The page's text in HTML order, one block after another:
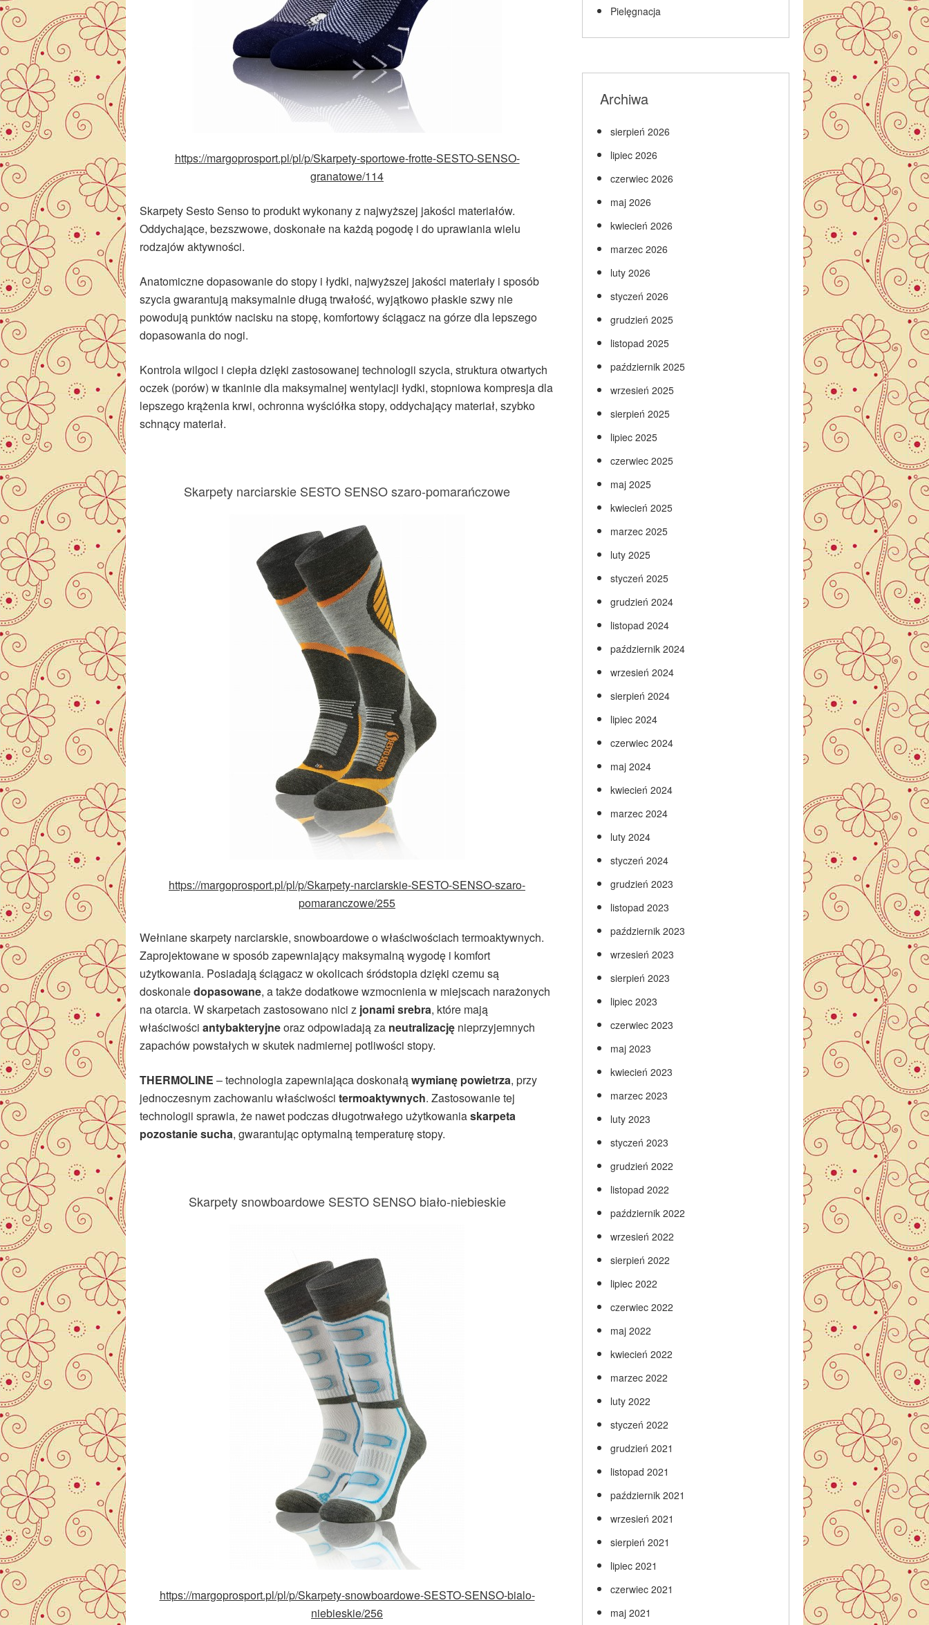
https://margoprosport.pl/pl/p/Skarpety-sportowe-frotte-SESTO-SENSO-
granatowe/114
Skarpety Sesto Senso to produkt wykonany z najwyższej jakości materiałów.
Oddychające, bezszwowe, doskonałe na każdą pogodę i do uprawiania wielu
rodzajów aktywności.
Anatomiczne dopasowanie do stopy i łydki, najwyższej jakości materiały i sposób
szycia gwarantują maksymalnie długą trwałość, wyjątkowo płaskie szwy nie
powodują punktów nacisku na stopę, komfortowy ściągacz na górze dla lepszego
dopasowania do nogi.
Kontrola wilgoci i ciepła dzięki zastosowanej technologii szycia, struktura otwartych
oczek (porów) w tkaninie dla maksymalnej wentylacji łydki, stopniowa kompresja dla
lepszego krążenia krwi, ochronna wyściółka stopy, oddychający materiał, szybko
schnący materiał.
Skarpety narciarskie SESTO SENSO szaro-pomarańczowe
https://margoprosport.pl/pl/p/Skarpety-narciarskie-SESTO-SENSO-szaro-
pomaranczowe/255
Wełniane skarpety narciarskie, snowboardowe o właściwościach termoaktywnych.
Zaprojektowane w sposób zapewniający maksymalną wygodę i komfort
użytkowania. Posiadają ściągacz w okolicach śródstopia dzięki czemu są
doskonaledopasowane, a także dodatkowe wzmocnienia w miejscach narażonych
na otarcia. W skarpetach zastosowano nici z jonami srebra, które mają
właściwości antybakteryjneoraz odpowiadają za neutralizację nieprzyjemnych
zapachów powstałych w skutek nadmiernej potliwości stopy.
THERMOLINE – technologia zapewniająca doskonałąwymianę powietrza, przy
jednoczesnym zachowaniu właściwości termoaktywnych. Zastosowanie tej
technologii sprawia, że nawet podczas długotrwałego użytkowaniaskarpeta
pozostanie sucha, gwarantując optymalną temperaturę stopy.
Skarpety snowboardowe SESTO SENSO biało-niebieskie
https://margoprosport.pl/pl/p/Skarpety-snowboardowe-SESTO-SENSO-bialo-
niebieskie/256
Pielęgnacja
Archiwa
sierpień 2026
lipiec 2026
czerwiec 2026
maj 2026
kwiecień 2026
marzec 2026
luty 2026
styczeń 2026
grudzień 2025
listopad 2025
październik 2025
wrzesień 2025
sierpień 2025
lipiec 2025
czerwiec 2025
maj 2025
kwiecień 2025
marzec 2025
luty 2025
styczeń 2025
grudzień 2024
listopad 2024
październik 2024
wrzesień 2024
sierpień 2024
lipiec 2024
czerwiec 2024
maj 2024
kwiecień 2024
marzec 2024
luty 2024
styczeń 2024
grudzień 2023
listopad 2023
październik 2023
wrzesień 2023
sierpień 2023
lipiec 2023
czerwiec 2023
maj 2023
kwiecień 2023
marzec 2023
luty 2023
styczeń 2023
grudzień 2022
listopad 2022
październik 2022
wrzesień 2022
sierpień 2022
lipiec 2022
czerwiec 2022
maj 2022
kwiecień 2022
marzec 2022
luty 2022
styczeń 2022
grudzień 2021
listopad 2021
październik 2021
wrzesień 2021
sierpień 2021
lipiec 2021
czerwiec 2021
maj 2021